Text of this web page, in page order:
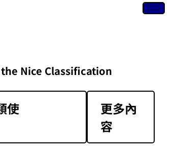
the Nice Classification
使
更多內
容